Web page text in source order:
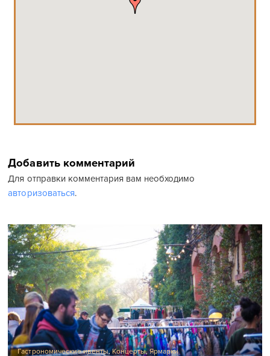
Добавить комментарий
Для отправки комментария вам необходимо
авторизоваться.
Гастрономические ивенты,Концерты,Ярмарки